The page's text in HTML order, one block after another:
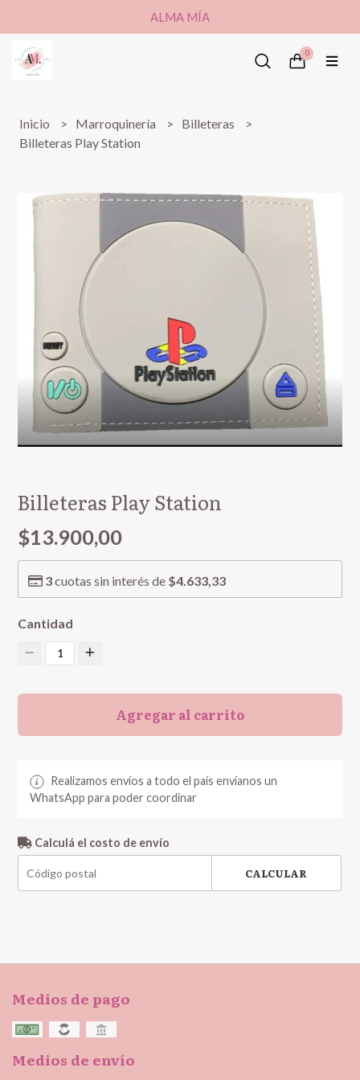
ALMA MÍA
0
Inicio Marroquinería
Billeteras
Billeteras Play Station
Billeteras Play Station
$13.900,00
3cuotas sin interés de $4.633,33
Cantidad
1
Agregar al carrito
Realizamos envíos a todo el país envíanos un
WhatsApp para poder coordinar
Calculá el costo de envío
CALCULAR
Medios de pago
Medios de envío